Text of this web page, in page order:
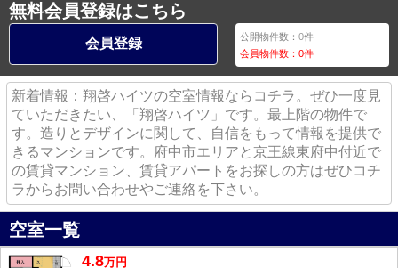
無料会員登録はこちら
会員登録 公開物件数：0件
会員物件数：0件
新着情報：翔啓ハイツの空室情報ならコチラ。ぜひ一度見
ていただきたい、「翔啓ハイツ」です。最上階の物件で
す。造りとデザインに関して、自信をもって情報を提供で
きるマンションです。府中市エリアと京王線東府中付近で
の賃貸マンション、賃貸アパートをお探しの方はぜひコチ
ラからお問い合わせやご連絡を下さい。
空室一覧
4.8万円